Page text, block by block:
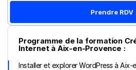
Programme de la formation
Internet à Aix-en-Provence :
Installer et explorer WordPress à Aix-
Prendre RDV